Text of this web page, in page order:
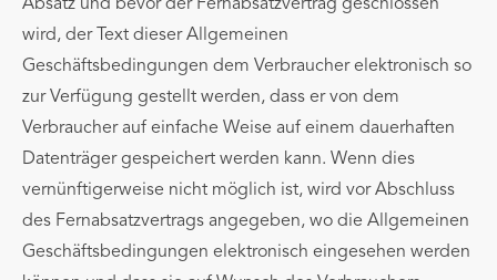
Absatz und bevor der Fernabsatzvertrag geschlossen
wird, der Text dieser Allgemeinen
Geschäftsbedingungen dem Verbraucher elektronisch so
zur Verfügung gestellt werden, dass er von dem
Verbraucher auf einfache Weise auf einem dauerhaften
Datenträger gespeichert werden kann. Wenn dies
vernünftigerweise nicht möglich ist, wird vor Abschluss
des Fernabsatzvertrags angegeben, wo die Allgemeinen
Geschäftsbedingungen elektronisch eingesehen werden